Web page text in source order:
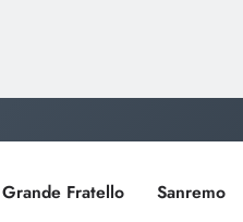
Grande Fratello Sanremo